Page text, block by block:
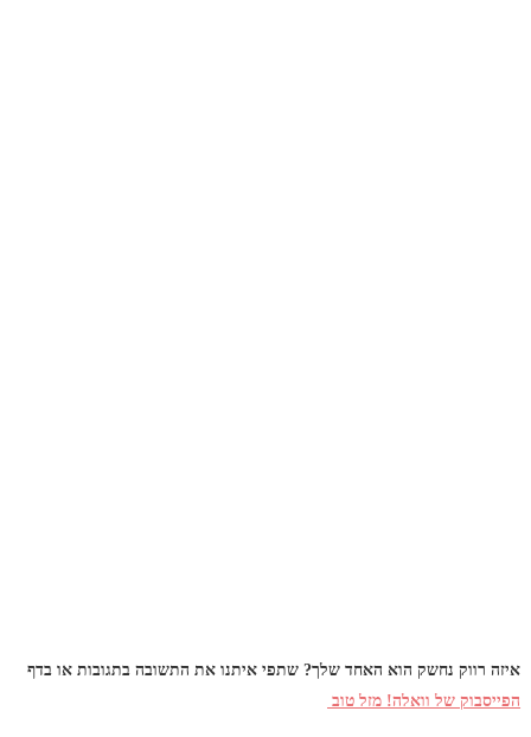
איזה רווק נחשק הוא האחד שלך? שתפי איתנו את התשובה בתגובות או בדף
הפייסבוק של וואלה! מזל טוב